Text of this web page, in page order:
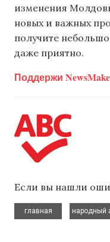
изменения
новых и важных
получите
даже приятно.
Поддержи
Если вы нашли
главная
народный